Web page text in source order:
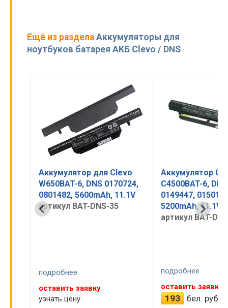
Ещё из раздела Аккумуляторы для
ноутбуков батарея АКБ Clevo / DNS
Аккумулятор для Clevo
W650BAT-6, DNS 0170724,
0801482, 5600mAh, 11.1V
артикул BAT-DNS-35
подробнее
оставить заявку
узнать цену
Аккумулятор
C4500BAT-6,
0149447,
5200mAh, 11.1V,
артикул BAT-
подробнее
оставить заявку
193 бел. руб.